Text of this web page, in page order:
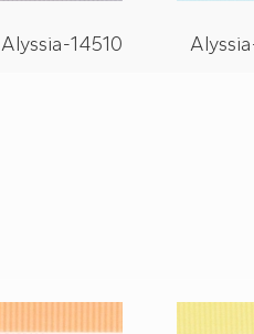
Alyssia-14510